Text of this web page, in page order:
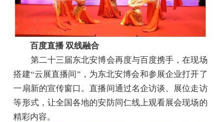
百度直播 双线融合
第二十三届东北安博会再度与百度携手，在现场
搭建“云展直播间”，为东北安博会和参展企业打开了
一扇新的宣传窗口。直播间通过名企访谈、展位走访
等形式，让全国各地的安防同仁线上观看展会现场的
精彩内容。